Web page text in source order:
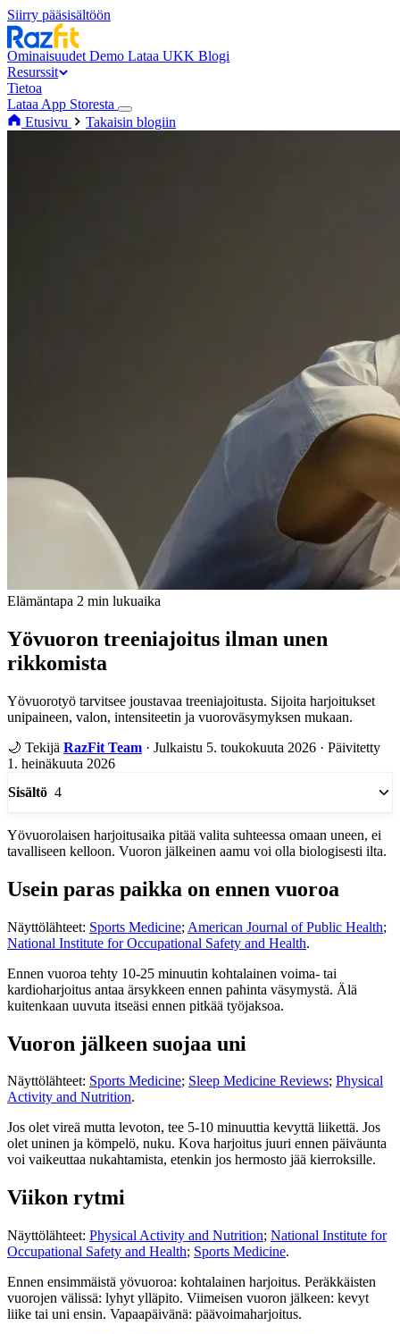
Siirry pääsisältöön
Ominaisuudet Demo Lataa UKK Blogi
Resurssit
Tietoa
Lataa App Storesta
Etusivu
Takaisin blogiin
Elämäntapa 2 min lukuaika
Yövuoron treeniajoitus ilman unen
rikkomista
Yövuorotyö tarvitsee joustavaa treeniajoitusta. Sijoita harjoitukset
unipaineen, valon, intensiteetin ja vuoroväsymyksen mukaan.
🌙 Tekijä RazFit Team · Julkaistu 5. toukokuuta 2026 · Päivitetty
1. heinäkuuta 2026
Sisältö 4
Yövuorolaisen harjoitusaika pitää valita suhteessa omaan uneen, ei
tavalliseen kelloon. Vuoron jälkeinen aamu voi olla biologisesti ilta.
Usein paras paikka on ennen vuoroa
Näyttölähteet: Sports Medicine; American Journal of Public Health;
National Institute for Occupational Safety and Health.
Ennen vuoroa tehty 10-25 minuutin kohtalainen voima- tai
kardioharjoitus antaa ärsykkeen ennen pahinta väsymystä. Älä
kuitenkaan uuvuta itseäsi ennen pitkää työjaksoa.
Vuoron jälkeen suojaa uni
Näyttölähteet: Sports Medicine; Sleep Medicine Reviews; Physical
Activity and Nutrition.
Jos olet vireä mutta levoton, tee 5-10 minuuttia kevyttä liikettä. Jos
olet uninen ja kömpelö, nuku. Kova harjoitus juuri ennen päiväunta
voi vaikeuttaa nukahtamista, etenkin jos hermosto jää kierroksille.
Viikon rytmi
Näyttölähteet: Physical Activity and Nutrition; National Institute for
Occupational Safety and Health; Sports Medicine.
Ennen ensimmäistä yövuoroa: kohtalainen harjoitus. Peräkkäisten
vuorojen välissä: lyhyt ylläpito. Viimeisen vuoron jälkeen: kevyt
liike tai uni ensin. Vapaapäivänä: päävoimaharjoitus.